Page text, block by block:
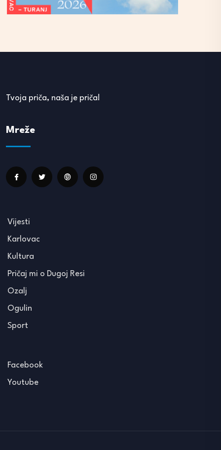
Tvoja priča, naša je priča!
Mreže
Vijesti
Karlovac
Kultura
Pričaj mi o Dugoj Resi
Ozalj
Ogulin
Sport
Facebook
Youtube